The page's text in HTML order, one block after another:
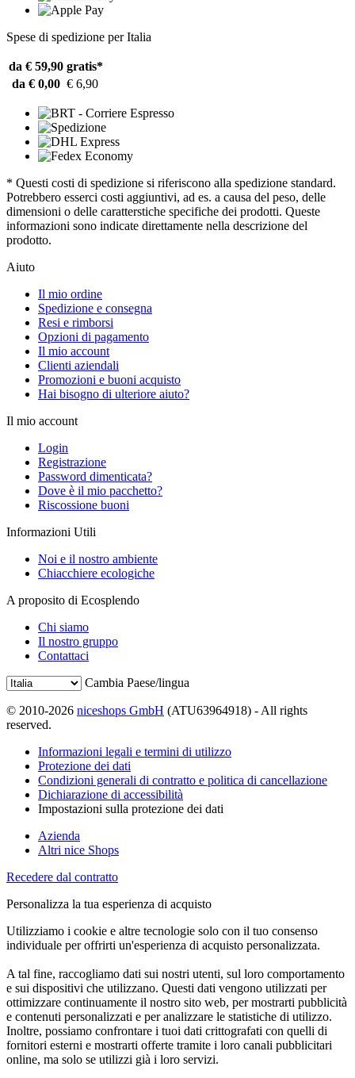
Spese di spedizione per Italia
da € 59,90 gratis*
da € 0,00 € 6,90
* Questi costi di spedizione si riferiscono alla spedizione standard.
Potrebbero esserci costi aggiuntivi, ad es. a causa del peso, delle
dimensioni o delle caratterstiche specifiche dei prodotti. Queste
informazioni sono indicate direttamente nella descrizione del
prodotto.
Aiuto
Il mio ordine
Spedizione e consegna
Resi e rimborsi
Opzioni di pagamento
Il mio account
Clienti aziendali
Promozioni e buoni acquisto
Hai bisogno di ulteriore aiuto?
Il mio account
Login
Registrazione
Password dimenticata?
Dove è il mio pacchetto?
Riscossione buoni
Informazioni Utili
Noi e il nostro ambiente
Chiacchiere ecologiche
A proposito di Ecosplendo
Chi siamo
Il nostro gruppo
Contattaci
Cambia Paese/lingua
© 2010-2026 niceshops GmbH (ATU63964918) - All rights
reserved.
Informazioni legali e termini di utilizzo
Protezione dei dati
Condizioni generali di contratto e politica di cancellazione
Dichiarazione di accessibilità
Impostazioni sulla protezione dei dati
Azienda
Altri nice Shops
Recedere dal contratto
Personalizza la tua esperienza di acquisto
Utilizziamo i cookie e altre tecnologie solo con il tuo consenso
individuale per offrirti un'esperienza di acquisto personalizzata.
A tal fine, raccogliamo dati sui nostri utenti, sul loro comportamento
e sui dispositivi che utilizzano. Questi dati vengono utilizzati per
ottimizzare continuamente il nostro sito web, per mostrarti pubblicità
e contenuti personalizzati e per analizzare le statistiche di utilizzo.
Inoltre, possiamo confrontare i tuoi dati crittografati con quelli di
fornitori esterni e mostrarti offerte tramite i loro canali pubblicitari
online, ma solo se utilizzi già i loro servizi.